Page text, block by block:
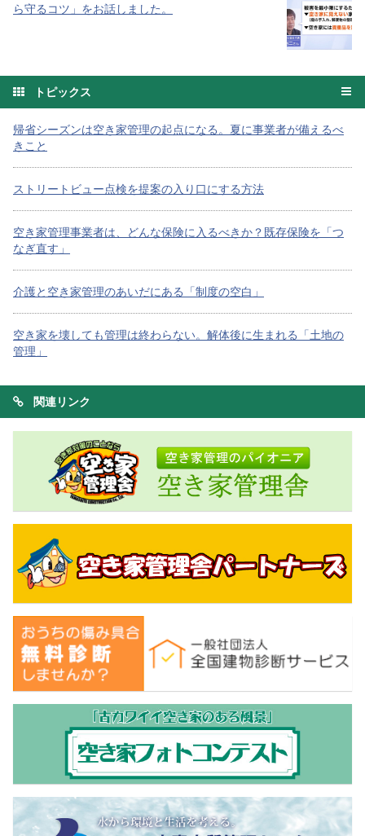
ら守るコツ」をお話しました。
トピックス
帰省シーズンは空き家管理の起点になる。夏に事業者が備えるべ
きこと
ストリートビュー点検を提案の入り口にする方法
空き家管理事業者は、どんな保険に入るべきか？既存保険を「つ
なぎ直す」
介護と空き家管理のあいだにある「制度の空白」
空き家を壊しても管理は終わらない。解体後に生まれる「土地の
管理」
関連リンク